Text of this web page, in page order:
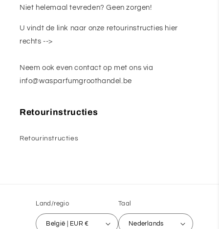
Niet helemaal tevreden? Geen zorgen!
U vindt de link naar onze retourinstructies hier
rechts -->
Neem ook even contact op met ons via
info@wasparfumgroothandel.be
Retourinstructies
Retourinstructies
Land/regio
België | EUR €
Taal
Nederlands